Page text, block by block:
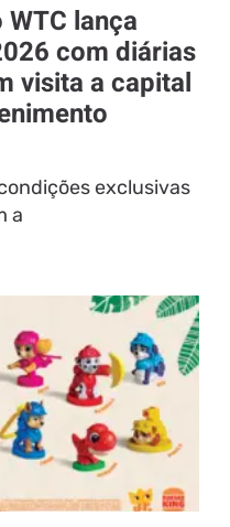
lança
com diárias
visita a capital
exclusivas
a